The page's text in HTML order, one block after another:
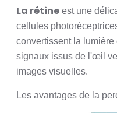
La rétine est une
cellules
convertissent la
signaux issus de l'œil
images visuelles.
Les avantages de la